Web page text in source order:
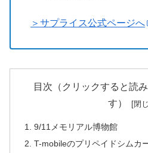
＞サプライス公式ページへ
目次（クリックすると読
す）
9/11メモリアル博物館
T-mobileのプリペイドシムカ